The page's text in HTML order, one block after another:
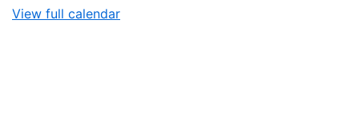
View full calendar